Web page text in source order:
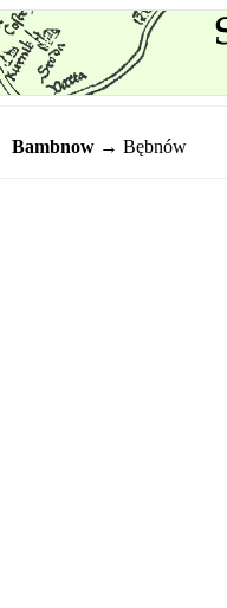
Bambnow → Bębnów